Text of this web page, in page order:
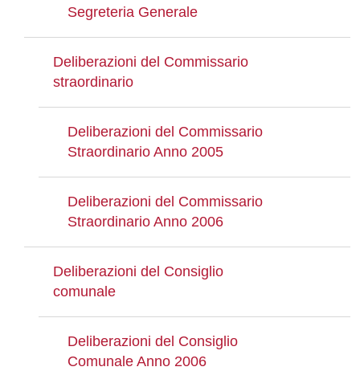
Segreteria Generale
Deliberazioni del Commissario
straordinario
Deliberazioni del Commissario
Straordinario Anno 2005
Deliberazioni del Commissario
Straordinario Anno 2006
Deliberazioni del Consiglio
comunale
Deliberazioni del Consiglio
Comunale Anno 2006